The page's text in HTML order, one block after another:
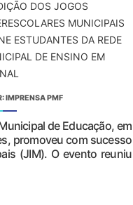
DOS JOGOS
MUNICIPAIS
ESTUDANTES DA REDE
DE ENSINO EM
IMPRENSA PMF
de Educação, em
promoveu com sucesso
(JIM). O evento reuniu